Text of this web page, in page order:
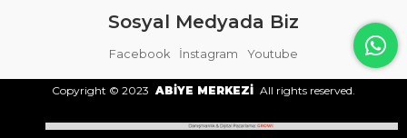
Sosyal Medyada Biz
Facebook İnstagram Youtube
Copyright © 2023 ABİYE MERKEZİ All rights reserved.